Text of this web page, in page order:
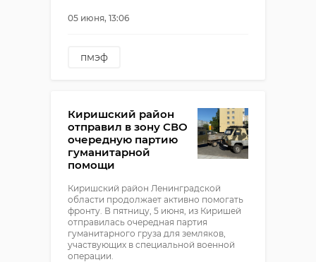
05 июня, 13:06
пмэф
Киришский район
отправил в зону СВО
очередную партию
гуманитарной
помощи
Киришский район Ленинградской
области продолжает активно помогать
фронту. В пятницу, 5 июня, из Киришей
отправилась очередная партия
гуманитарного груза для земляков,
участвующих в специальной военной
операции.